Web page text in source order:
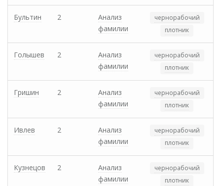
Бультин 2
Анализ
фамилии
чернорабочий
плотник
Голышев 2
Анализ
фамилии
чернорабочий
плотник
Гришин 2
Анализ
фамилии
чернорабочий
плотник
Ивлев 2
Анализ
фамилии
чернорабочий
плотник
Кузнецов 2
Анализ
фамилии
чернорабочий
плотник